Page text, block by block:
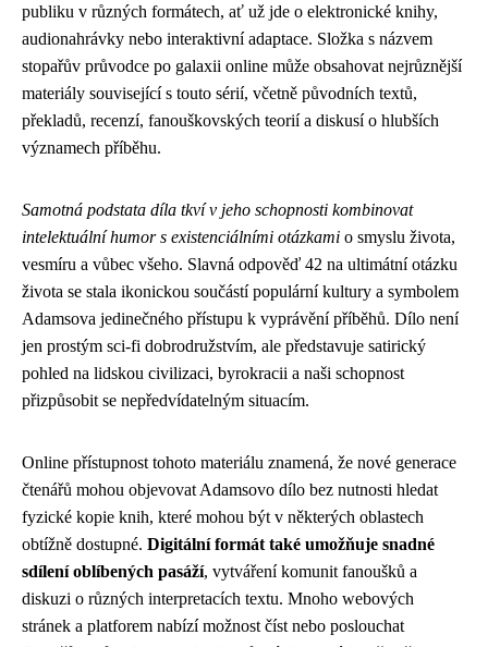
publiku v různých formátech, ať už jde o elektronické knihy,
audionahrávky nebo interaktivní adaptace. Složka s názvem
stopařův průvodce po galaxii online může obsahovat nejrůznější
materiály související s touto sérií, včetně původních textů,
překladů, recenzí, fanouškovských teorií a diskusí o hlubších
významech příběhu.
Samotná podstata díla tkví v jeho schopnosti kombinovat
intelektuální humor s existenciálními otázkami o smyslu života,
vesmíru a vůbec všeho. Slavná odpověď 42 na ultimátní otázku
života se stala ikonickou součástí populární kultury a symbolem
Adamsova jedinečného přístupu k vyprávění příběhů. Dílo není
jen prostým sci-fi dobrodružstvím, ale představuje satirický
pohled na lidskou civilizaci, byrokracii a naši schopnost
přizpůsobit se nepředvídatelným situacím.
Online přístupnost tohoto materiálu znamená, že nové generace
čtenářů mohou objevovat Adamsovo dílo bez nutnosti hledat
fyzické kopie knih, které mohou být v některých oblastech
obtížně dostupné. Digitální formát také umožňuje snadné
sdílení oblíbených pasáží, vytváření komunit fanoušků a
diskuzi o různých interpretacích textu. Mnoho webových
stránek a platforem nabízí možnost číst nebo poslouchat